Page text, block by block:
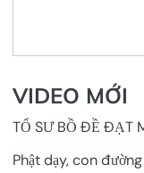
VIDEO MỚI
TỔ SƯ BỒ ĐỀ ĐẠT
Phật dạy, con